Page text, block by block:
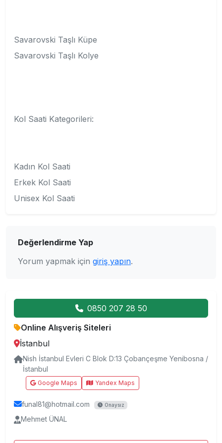
Savarovski Taşlı Küpe
Savarovski Taşlı Kolye
Kol Saati Kategorileri:
Kadın Kol Saati
Erkek Kol Saati
Unisex Kol Saati
Değerlendirme Yap
Yorum yapmak için giriş yapın.
0850 207 28 50
Online Alışveriş Siteleri
İstanbul
Nish İstanbul Evleri C Blok D:13 Çobançeşme Yenibosna /
İstanbul
Google Maps Yandex Maps
funal81@hotmail.com Onaysız
Mehmet ÜNAL